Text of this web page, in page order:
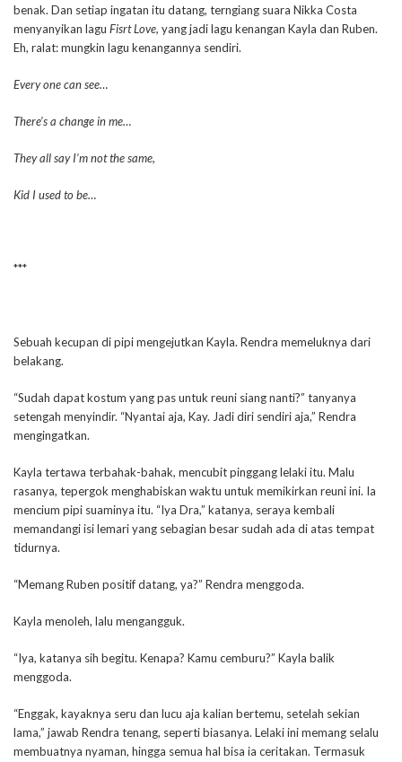
benak. Dan setiap ingatan itu datang, terngiang suara Nikka Costa
menyanyikan lagu Fisrt Love, yang jadi lagu kenangan Kayla dan Ruben.
Eh, ralat: mungkin lagu kenangannya sendiri.
Every one can see…
There’s a change in me…
They all say I’m not the same,
Kid I used to be…
***
Sebuah kecupan di pipi mengejutkan Kayla. Rendra memeluknya dari
belakang.
“Sudah dapat kostum yang pas untuk reuni siang nanti?” tanyanya
setengah menyindir. “Nyantai aja, Kay. Jadi diri sendiri aja,” Rendra
mengingatkan.
Kayla tertawa terbahak-bahak, mencubit pinggang lelaki itu. Malu
rasanya, tepergok menghabiskan waktu untuk memikirkan reuni ini. Ia
mencium pipi suaminya itu. “Iya Dra,” katanya, seraya kembali
memandangi isi lemari yang sebagian besar sudah ada di atas tempat
tidurnya.
“Memang Ruben positif datang, ya?” Rendra menggoda.
Kayla menoleh, lalu mengangguk.
“Iya, katanya sih begitu. Kenapa? Kamu cemburu?” Kayla balik
menggoda.
“Enggak, kayaknya seru dan lucu aja kalian bertemu, setelah sekian
lama,” jawab Rendra tenang, seperti biasanya. Lelaki ini memang selalu
membuatnya nyaman, hingga semua hal bisa ia ceritakan. Termasuk